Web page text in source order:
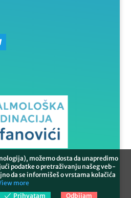
možemo dosta da unapredimo
podatke o pretraživanju našeg veb-
da se informišeš o vrstama kolačića
more
Prihvatam Odbijam